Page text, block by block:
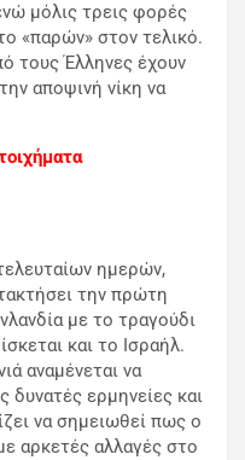
μόλις τρεις φορές
«παρών» στον τελικό.
τους Έλληνες έχουν
αποψινή νίκη να
ημερών,
την πρώτη
με το τραγούδι
και το Ισραήλ.
αναμένεται να
δυνατές ερμηνείες και
να σημειωθεί πως ο
αρκετές αλλαγές στο